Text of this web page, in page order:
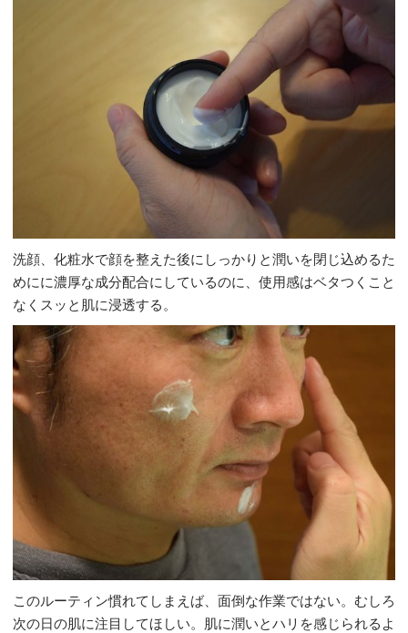
洗顔、化粧水で顔を整えた後にしっかりと潤いを閉じ込めるた
めにに濃厚な成分配合にしているのに、使用感はベタつくこと
なくスッと肌に浸透する。
このルーティン慣れてしまえば、面倒な作業ではない。むしろ
次の日の肌に注目してほしい。肌に潤いとハリを感じられるよ